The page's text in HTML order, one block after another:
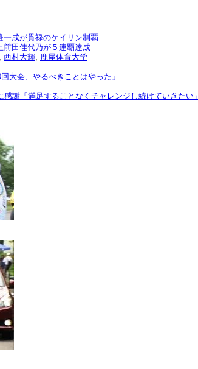
成が貫禄のケイリン制覇
前田佳代乃が５連覇達成
西村大輝 鹿屋体育大学
大会、やるべきことはやった」
謝「満足することなくチャレンジし続けていきたい」